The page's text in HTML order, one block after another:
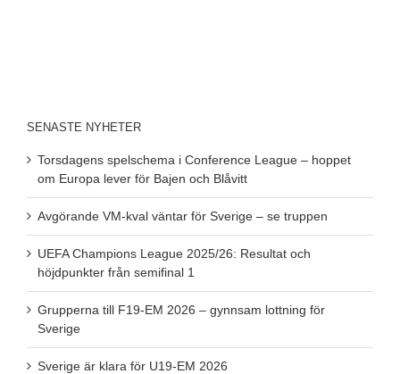
SENASTE NYHETER
Torsdagens spelschema i Conference League – hoppet
om Europa lever för Bajen och Blåvitt
Avgörande VM-kval väntar för Sverige – se truppen
UEFA Champions League 2025/26: Resultat och
höjdpunkter från semifinal 1
Grupperna till F19-EM 2026 – gynnsam lottning för
Sverige
Sverige är klara för U19-EM 2026